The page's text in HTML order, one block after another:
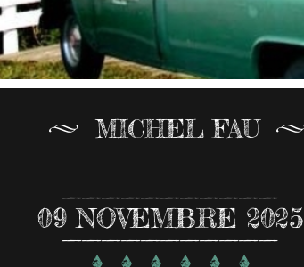
MICHEL FAU
09 NOVEMBRE 2025